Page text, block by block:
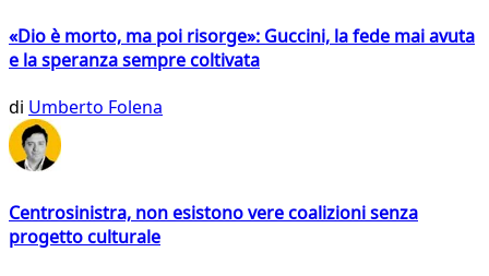
«Dio è morto, ma poi risorge»: Guccini, la fede mai avuta
e la speranza sempre coltivata
di Umberto Folena
Centrosinistra, non esistono vere coalizioni senza
progetto culturale